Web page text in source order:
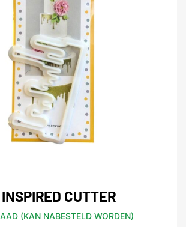
CUTTER
(KAN NABESTELD WORDEN)